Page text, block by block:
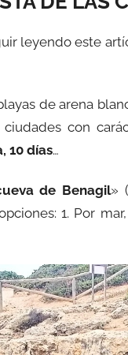
leyendo este
de arena
ciudades con
10 días…
de Benagil»
1. Por